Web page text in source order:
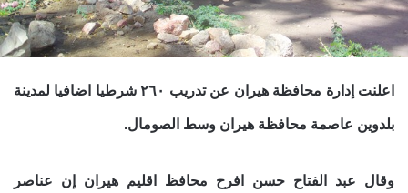
اعلنت إدارة محافظة هيران عن تدريب ٢٦٠ شرطيا اضافيا لمدينة
بلدوين عاصمة محافظة هيران وسط الصومال.
وقال عبد الفتاح حسن افرح محافظ اقليم هيران إن عناصر